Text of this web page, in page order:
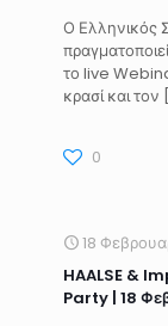
Ο Ελληνικός
το live
κρασί και τον
0
18
HAALSE &
Party | 18